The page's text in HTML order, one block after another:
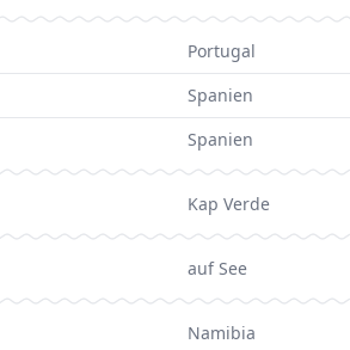
Portugal
Spanien
Spanien
Kap Verde
auf See
Namibia